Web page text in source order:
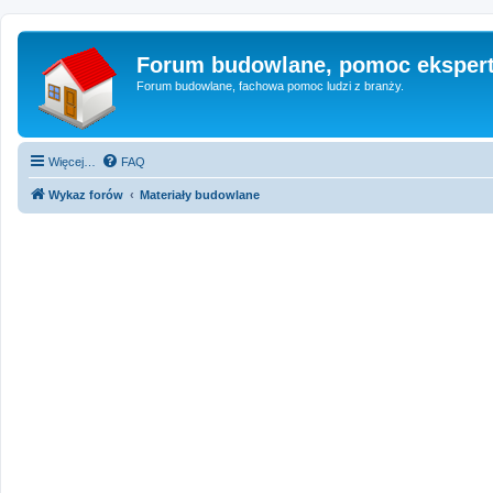
Forum budowlane, pomoc
Forum budowlane, fachowa pomoc ludzi z branży.
Więcej… FAQ
Wykaz forów Materiały budowlane